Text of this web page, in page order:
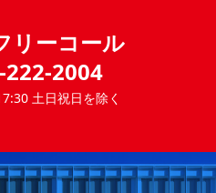
リーコール
2004
土日祝日を除く